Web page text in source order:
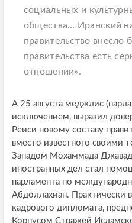
социальных и
общества… Иранский
правительство внесло
правительства есть
отношении».
А 25 августа меджлис
исключением, выразил
Реиси новому составу
вместо известного своими
Западом Мохаммада
иностранных дел стал
парламента по
Абдоллахиан. Практически
кадрового дипломата,
Корпусом Стражей